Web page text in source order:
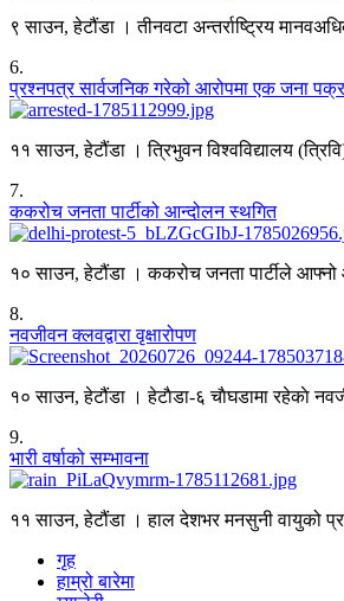
९ साउन, हेटौंडा । तीनवटा अन्तर्राष्ट्रिय
6.
प्रश्नपत्र सार्वजनिक गरेको आरोपमा एक जना
११ साउन, हेटौंडा । त्रिभुवन विश्वविद्यालय
7.
ककरोच जनता पार्टीको आन्दोलन स्थगित
१० साउन, हेटौंडा । ककरोच जनता पार्टीले आफ्नो
8.
नवजीवन क्लवद्वारा वृक्षारोपण
१० साउन, हेटौंडा । हेटाैडा-६ चाैघडामा रहेकाे
9.
भारी वर्षाको सम्भावना
११ साउन, हेटौंडा । हाल देशभर मनसुनी वायुको
गृह
हाम्रो बारेमा